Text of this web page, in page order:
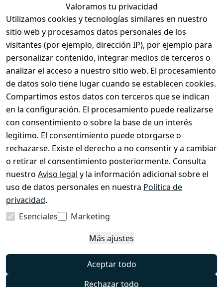
EzyRoller Originals
EzyRoller X-Series
Accesorios
Piezas de repuesto
Ofertas y packs
Hazte distribuidor
Sobre nosotros
Tienda y Contacto
Cuidado de EzyRoller & Garantía
Derecho de desistimiento
Formulario de desistimiento
Aviso legal
Política de privacidad
Términos y condiciones
Preguntas frecuentes
Valoramos tu privacidad
Utilizamos cookies y tecnologías similares en nuestro
sitio web y procesamos datos personales de los
visitantes (por ejemplo, dirección IP), por ejemplo para
personalizar contenido, integrar medios de terceros o
analizar el acceso a nuestro sitio web. El procesamiento
de datos solo tiene lugar cuando se establecen cookies.
Compartimos estos datos con terceros que se indican
en la configuración. El procesamiento puede realizarse
con consentimiento o sobre la base de un interés
legítimo. El consentimiento puede otorgarse o
rechazarse. Existe el derecho a no consentir y a cambiar
o retirar el consentimiento posteriormente. Consulta
nuestro Aviso legal y la información adicional sobre el
uso de datos personales en nuestra Política de
privacidad.
Esenciales
Marketing
Más ajustes
Aceptar todo
Rechazar todo